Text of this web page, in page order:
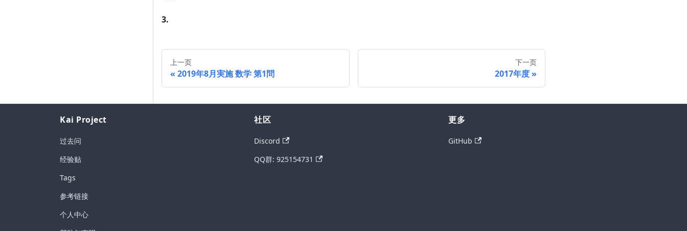
3.
上一页
2019年8月実施 数学 第1問
下一页
2017年度
Kai Project
过去问
经验贴
Tags
参考链接
个人中心
社区
Discord
QQ群: 925154731
更多
GitHub